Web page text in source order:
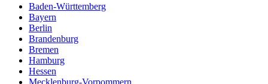
Baden-Württemberg
Bayern
Berlin
Brandenburg
Bremen
Hamburg
Hessen
Mecklenburg-Vorpommern